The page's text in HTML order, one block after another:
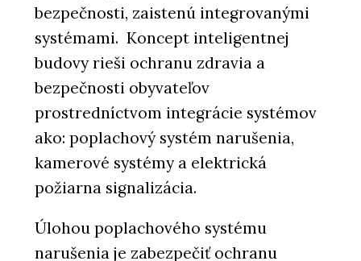
bezpečnosti, zaistenú integrovanými
systémami. Koncept inteligentnej
budovy rieši ochranu zdravia a
bezpečnosti obyvateľov
prostredníctvom integrácie systémov
ako: poplachový systém narušenia,
kamerové systémy a elektrická
požiarna signalizácia.
Úlohou poplachového systému
narušenia je zabezpečiť ochranu